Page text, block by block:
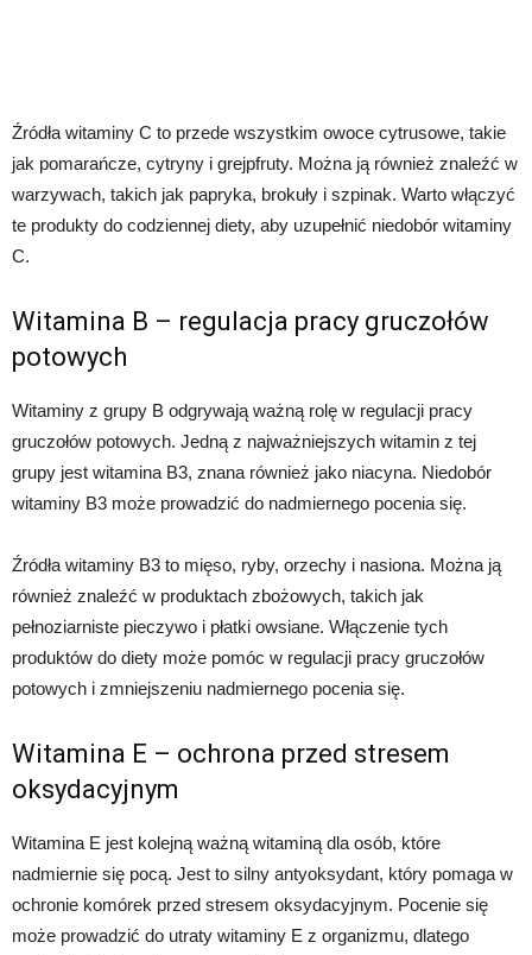
Źródła witaminy C to przede wszystkim owoce cytrusowe, takie
jak pomarańcze, cytryny i grejpfruty. Można ją również znaleźć w
warzywach, takich jak papryka, brokuły i szpinak. Warto włączyć
te produkty do codziennej diety, aby uzupełnić niedobór witaminy
C.
Witamina B – regulacja pracy gruczołów
potowych
Witaminy z grupy B odgrywają ważną rolę w regulacji pracy
gruczołów potowych. Jedną z najważniejszych witamin z tej
grupy jest witamina B3, znana również jako niacyna. Niedobór
witaminy B3 może prowadzić do nadmiernego pocenia się.
Źródła witaminy B3 to mięso, ryby, orzechy i nasiona. Można ją
również znaleźć w produktach zbożowych, takich jak
pełnoziarniste pieczywo i płatki owsiane. Włączenie tych
produktów do diety może pomóc w regulacji pracy gruczołów
potowych i zmniejszeniu nadmiernego pocenia się.
Witamina E – ochrona przed stresem
oksydacyjnym
Witamina E jest kolejną ważną witaminą dla osób, które
nadmiernie się pocą. Jest to silny antyoksydant, który pomaga w
ochronie komórek przed stresem oksydacyjnym. Pocenie się
może prowadzić do utraty witaminy E z organizmu, dlatego